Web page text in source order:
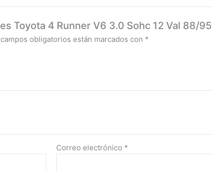
Toyota 4 Runner V6 3.0 Sohc 12 Val 88/
obligatorios están marcados con *
Correo electrónico *